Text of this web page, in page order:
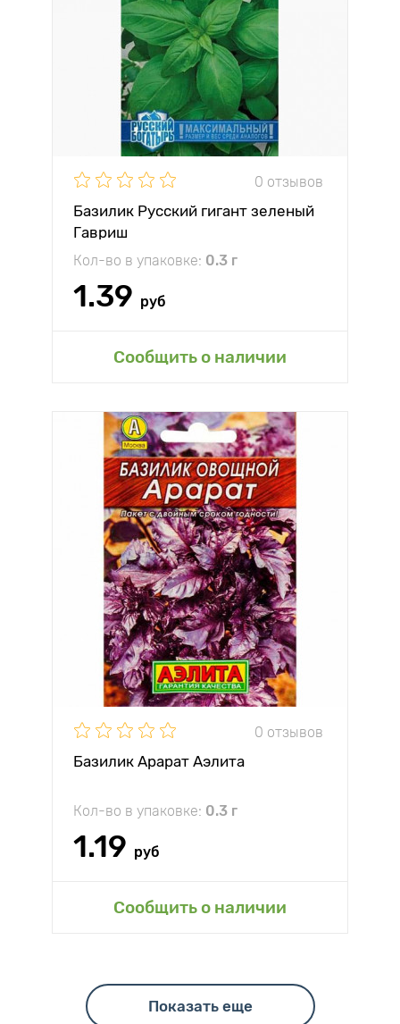
0 отзывов
Базилик Русский гигант зеленый
Гавриш
Кол-во в упаковке: 0.3 г
1.39 руб
Сообщить о наличии
0 отзывов
Базилик Арарат Аэлита
Кол-во в упаковке: 0.3 г
1.19 руб
Сообщить о наличии
Показать еще